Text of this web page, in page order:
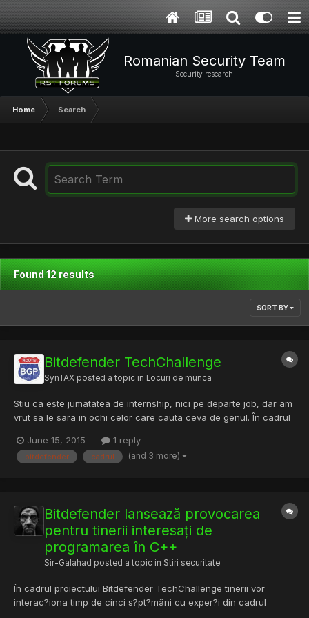
Romanian Security Team
Security research
Home Search
More search options
Found 12 results
SORT BY
Bitdefender TechChallenge
SynTAX posted a topic in Locuri de munca
Stiu ca este jumatatea de internship, nici pe departe job, dar am
vrut sa le sara in ochi celor care cauta ceva de genul. În cadrul
timp de cinci s?pt?mâni cu exper?i din cadrul companiei. Cele 10
sesiuni constau într-un mix de acumulare...
June 15, 2015 1 reply
bitdefender cadrul (and 3 more)
Bitdefender lansează provocarea
pentru tinerii interesați de
programarea în C++
Sir-Galahad posted a topic in Stiri securitate
În cadrul proiectului Bitdefender TechChallenge tinerii vor
interac?iona timp de cinci s?pt?mâni cu exper?i din cadrul